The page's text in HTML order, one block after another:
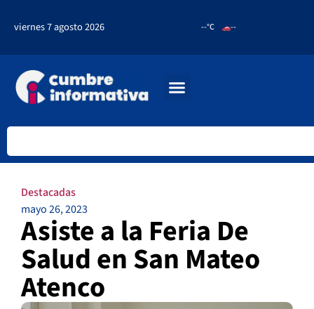
viernes 7 agosto 2026 --°C --
Destacadas
mayo 26, 2023
Asiste a la Feria De
Salud en San Mateo
Atenco